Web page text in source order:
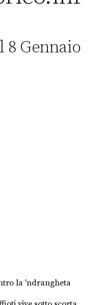
8 Gennaio
la 'ndrangheta